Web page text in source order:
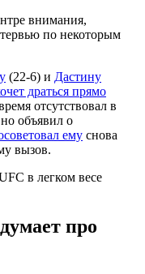
внимания,
по некоторым
(22-6) и Дастину
драться прямо
отсутствовал в
объявил о
ему снова
вызов.
в легком весе
про